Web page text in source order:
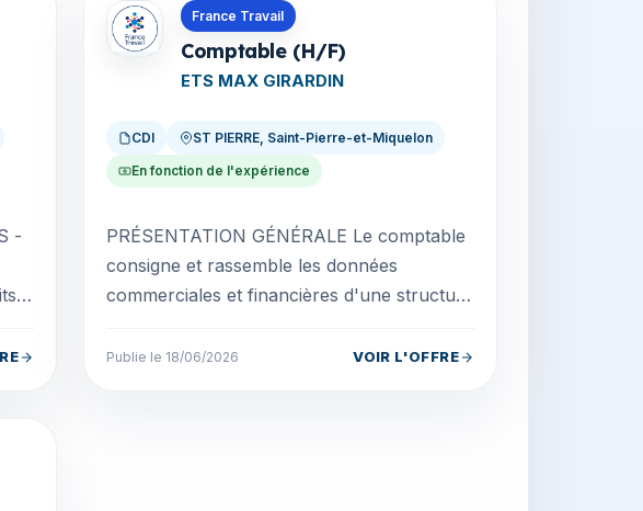
France Travail
Comptable (H/F)
ETS MAX GIRARDIN
CDI ST PIERRE, Saint-Pierre-et-Miquelon
En fonction de l'expérience
PRÉSENTATION GÉNÉRALE Le comptable
consigne et rassemble les données
commerciales et financières d'une structure
comptes de résultat et autre...
Publie le 18/06/2026 VOIR L'OFFRE
Offres en Saint-Pierre-et-Miquelon